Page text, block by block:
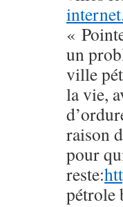
«
un
ville
la vie,
raison
pour
reste:
pétrole